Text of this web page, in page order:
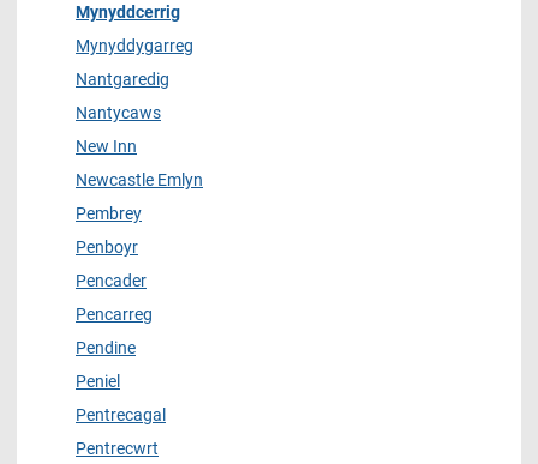
Mynyddcerrig
Mynyddygarreg
Nantgaredig
Nantycaws
New Inn
Newcastle Emlyn
Pembrey
Penboyr
Pencader
Pencarreg
Pendine
Peniel
Pentrecagal
Pentrecwrt